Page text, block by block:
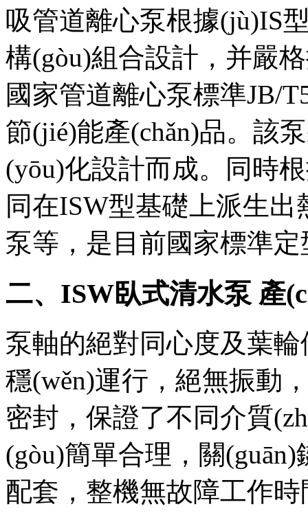
吸管道離心泵根據(jù)IS
構(gòu)組合設計，并
國家管道離心泵標準JB/
節(jié)能產(chǎn)品。該
(yōu)化設計而成。同時
同在ISW型基礎上派生出
泵等，是目前國家標準定
二、ISW臥式清水泵 產
泵軸的絕對同心度及葉輪
穩(wěn)運行，絕無振
密封，保證了不同介質
(gòu)簡單合理，關
配套，整機無故障工作時